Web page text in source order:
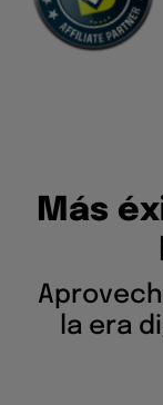
M ás éx
Aprovech
la era di